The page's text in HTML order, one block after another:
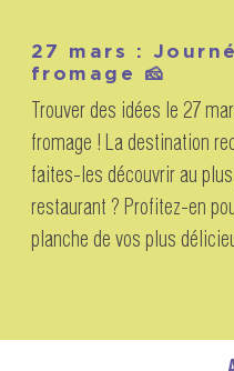
27 mars :
fromage 🧀
Trouver des idées le 27
fromage ! La destination
faites-les découvrir au
restaurant ? Profitez-en
planche de vos plus